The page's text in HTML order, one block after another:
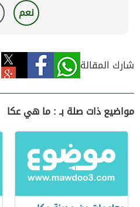
نعم
شارك المقالة
مواضيع ذات صلة بـ : ما هي عكا